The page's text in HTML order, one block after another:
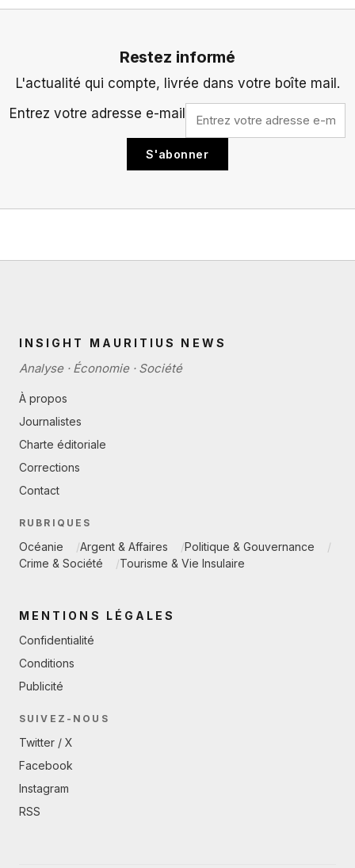
Restez informé
L'actualité qui compte, livrée dans votre boîte mail.
Entrez votre adresse e-mail
S'abonner
INSIGHT MAURITIUS NEWS
Analyse · Économie · Société
À propos
Journalistes
Charte éditoriale
Corrections
Contact
RUBRIQUES
Océanie Argent & Affaires
Politique & Gouvernance
Crime & Société
Tourisme & Vie Insulaire
MENTIONS LÉGALES
Confidentialité
Conditions
Publicité
SUIVEZ-NOUS
Twitter / X
Facebook
Instagram
RSS